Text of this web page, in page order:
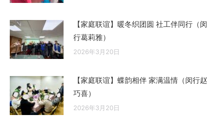
【家庭联谊】暖冬织团圆 社工伴同行（闵
行葛莉雅）
2026年3月20日
【家庭联谊】蝶韵相伴 家满温情（闵行赵
巧喜）
2026年3月20日